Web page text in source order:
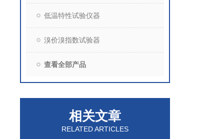
低温特性试验仪器
溴价溴指数试验器
查看全部产品
相关文章
RELATED ARTICLES